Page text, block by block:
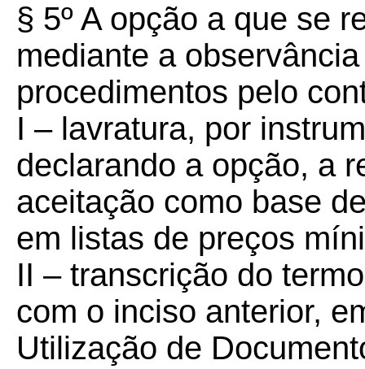
§ 5º A opção a que se
mediante a
procedimentos pelo
I – lavratura, por
declarando a opção, a
aceitação como base
em listas de preços
II – transcrição do
com o inciso anterior,
Utilização de